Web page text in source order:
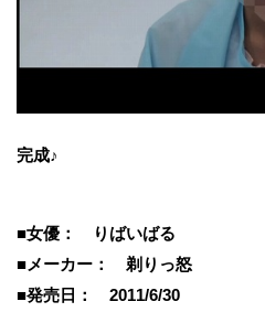
完成♪
■女優： りばいばる
■メーカー： 剃りっ怒
■発売日： 2011/6/30